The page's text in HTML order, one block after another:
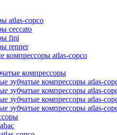
atlas-copco
ceccato
fini
renner
компрессоры atlas-copco
компрессоры
зубчатые компрессоры atlas-
зубчатые компрессоры atlas-
зубчатые компрессоры atlas-
зубчатые компрессоры atlas-